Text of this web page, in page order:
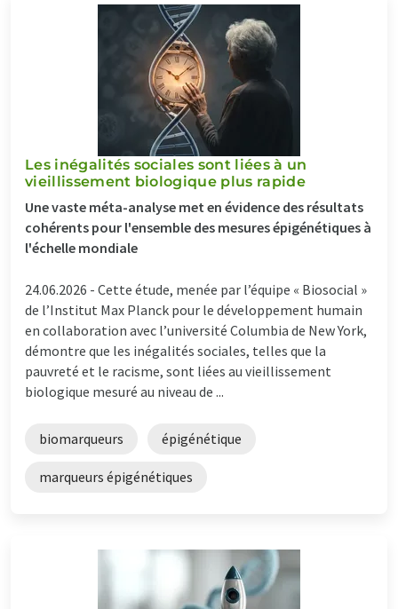
Les inégalités sociales sont liées à un
vieillissement biologique plus rapide
Une vaste méta-analyse met en évidence des résultats
cohérents pour l'ensemble des mesures épigénétiques à
l'échelle mondiale
24.06.2026 - Cette étude, menée par l’équipe « Biosocial »
de l’Institut Max Planck pour le développement humain
en collaboration avec l’université Columbia de New York,
démontre que les inégalités sociales, telles que la
pauvreté et le racisme, sont liées au vieillissement
biologique mesuré au niveau de ...
biomarqueurs épigénétique
marqueurs épigénétiques